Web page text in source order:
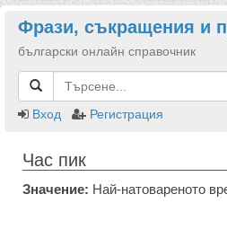
Фрази, съкращения и
български онлайн справочник
Вход
Регистрация
Час пик
Значение: Най-натовареното